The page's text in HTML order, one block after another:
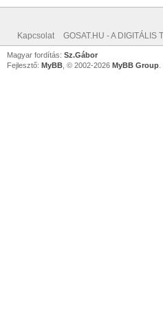
Kapcsolat GOSAT.HU - A DIGITÁLIS
Magyar fordítás: Sz.Gábor
Fejlesztő: MyBB , © 2002-2026 MyBB Group